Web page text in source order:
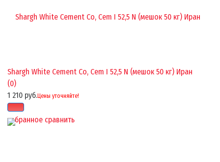
избранное сравнить
Shargh White Cement Co, Cem I 52,5 N (мешок 50 кг) Иран
(0)
1 210 руб.Цены уточняйте!